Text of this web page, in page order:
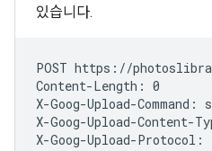
있습니다.
POST https://
Content-Length: 0
X-Goog-Upload-
X-Goog-Upload-Content-
X-Goog-Upload-Protocol: